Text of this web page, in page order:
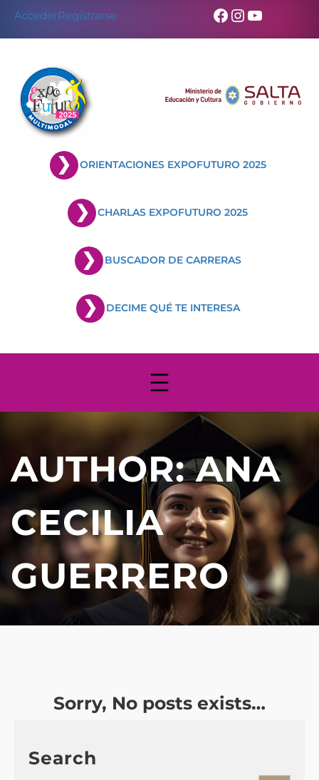
content
AccederRegistrarse Facebook
Instagram
YouTube
ORIENTACIONES EXPOFUTURO 2025
CHARLAS EXPOFUTURO 2025
BUSCADOR DE CARRERAS
DECIME QUÉ TE INTERESA
AUTHOR:ANA
CECILIA
GUERRERO
Sorry, No posts exists…
Search